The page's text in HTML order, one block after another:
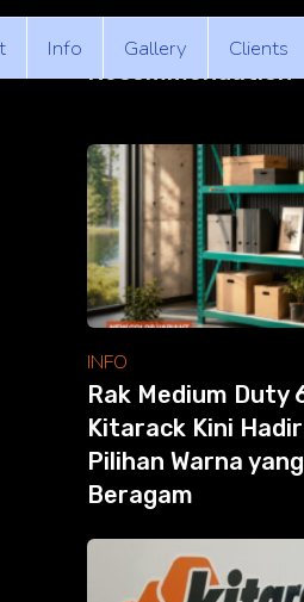
Info Gallery Clients
Recommendation
INFO
Rak Medium Duty
Kitarack Kini
Pilihan Warna
Beragam